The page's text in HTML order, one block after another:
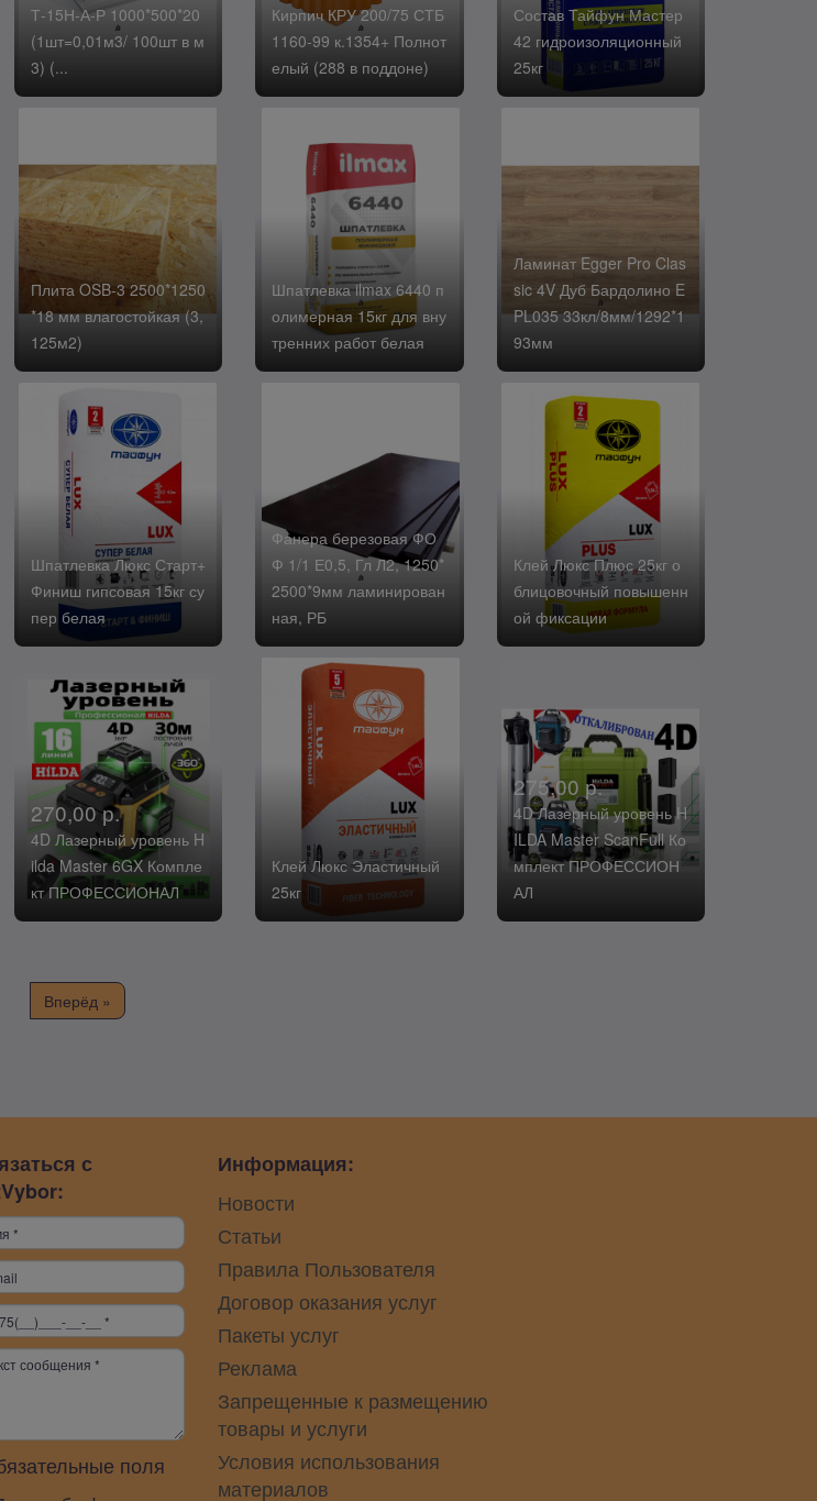
Т-15Н-А-Р 1000*500*20
(1шт=0,01м3/ 100шт в м
3) (...
Кирпич КРУ 200/75 СТБ
1160-99 к.1354+ Полнот
елый (288 в поддоне)
Состав Тайфун Мастер
42 гидроизоляционный
25кг
Плита OSB-3 2500*1250
*18 мм влагостойкая (3,
125м2)
Шпатлевка ilmax 6440 п
олимерная 15кг для вну
тренних работ белая
Ламинат Egger Pro Clas
sic 4V Дуб Бардолино E
PL035 33кл/8мм/1292*1
93мм
Шпатлевка Люкс Старт+
Финиш гипсовая 15кг су
пер белая
Фанера березовая ФО
Ф 1/1 Е0,5, Гл Л2, 1250*
2500*9мм ламинирован
ная, РБ
Клей Люкс Плюс 25кг о
блицовочный повышенн
ой фиксации
270,00 р.
4D Лазерный уровень H
ilda Master 6GX Компле
кт ПРОФЕССИОНАЛ
Клей Люкс Эластичный
25кг
275,00 р.
4D Лазерный уровень H
ILDA Master ScanFull Ко
мплект ПРОФЕССИОН
АЛ
Вперёд »
с
поля
Информация:
Новости
Статьи
Правила Пользователя
Договор оказания услуг
Пакеты услуг
Реклама
Запрещенные к размещению
товары и услуги
Условия использования
материалов